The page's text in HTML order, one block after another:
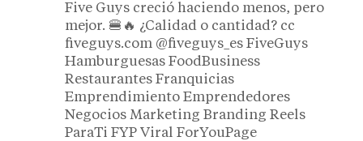
Five Guys creció haciendo menos, pero
mejor. 🍔🔥 ¿Calidad o cantidad? cc
fiveguys.com @fiveguys_es FiveGuys
Hamburguesas FoodBusiness
Restaurantes Franquicias
Emprendimiento Emprendedores
Negocios Marketing Branding Reels
ParaTi FYP Viral ForYouPage